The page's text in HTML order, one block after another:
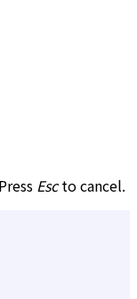
Escto cancel.